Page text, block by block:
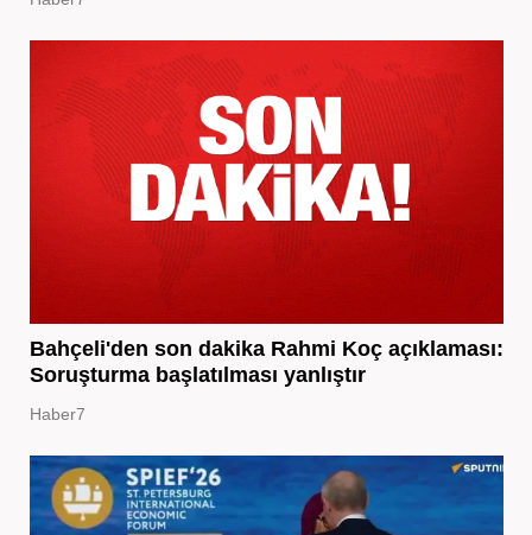
Bahçeli'den son dakika Rahmi Koç açıklaması:
Soruşturma başlatılması yanlıştır
Haber7